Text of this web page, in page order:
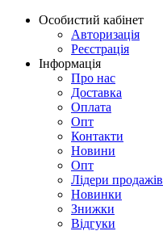
Особистий кабінет
Авторизація
Реєстрація
Інформація
Про нас
Доставка
Оплата
Опт
Контакти
Новини
Опт
Лідери продажів
Новинки
Знижки
Відгуки